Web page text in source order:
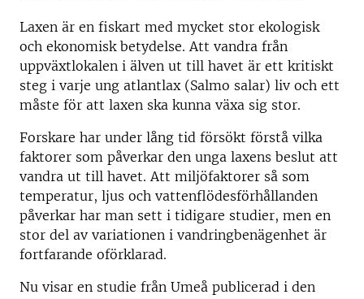
Laxen är en fiskart med mycket stor ekologisk
och ekonomisk betydelse. Att vandra från
uppväxtlokalen i älven ut till havet är ett kritiskt
steg i varje ung atlantlax (Salmo salar) liv och ett
måste för att laxen ska kunna växa sig stor.
Forskare har under lång tid försökt förstå vilka
faktorer som påverkar den unga laxens beslut att
vandra ut till havet. Att miljöfaktorer så som
temperatur, ljus och vattenflödesförhållanden
påverkar har man sett i tidigare studier, men en
stor del av variationen i vandringbenägenhet är
fortfarande oförklarad.
Nu visar en studie från Umeå publicerad i den